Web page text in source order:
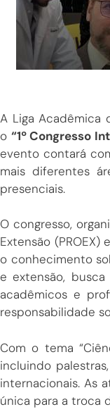
A Liga Acadêmica
o “1º Congresso
evento contará
mais diferentes
presenciais.
O congresso,
Extensão
o conhecimento
e extensão,
acadêmicos e
responsabilidade
Com o tema
incluindo
internacionais. As
única para a troca